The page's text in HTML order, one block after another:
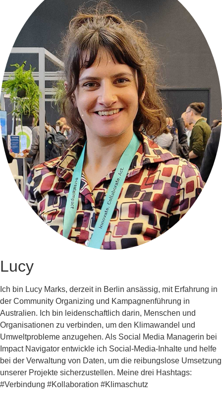
Lucy
Ich bin Lucy Marks, derzeit in Berlin ansässig, mit Erfahrung in
der Community Organizing und Kampagnenführung in
Australien. Ich bin leidenschaftlich darin, Menschen und
Organisationen zu verbinden, um den Klimawandel und
Umweltprobleme anzugehen. Als Social Media Managerin bei
Impact Navigator entwickle ich Social-Media-Inhalte und helfe
bei der Verwaltung von Daten, um die reibungslose Umsetzung
unserer Projekte sicherzustellen. Meine drei Hashtags:
#Verbindung #Kollaboration #Klimaschutz